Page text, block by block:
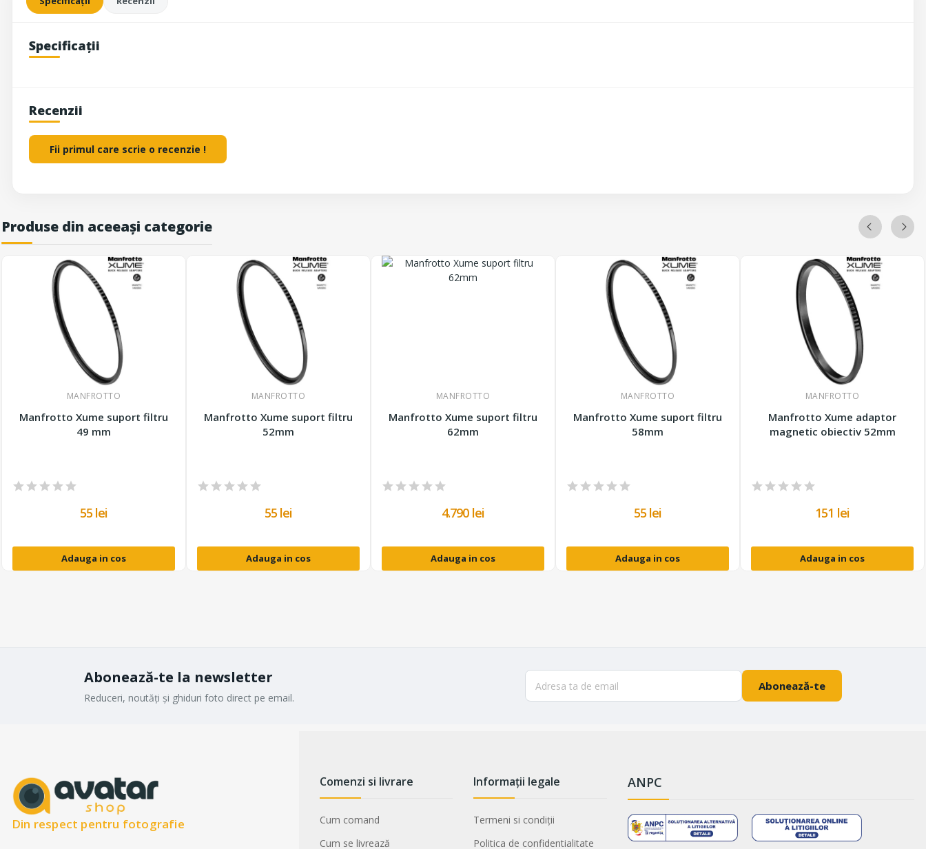
Specificații
Recenzii
Fii primul care scrie o recenzie !
Produse din aceeași categorie
MANFROTTO
Manfrotto Xume suport filtru
49 mm
55 lei
Adauga in cos
MANFROTTO
Manfrotto Xume suport filtru
52mm
55 lei
Adauga in cos
MANFROTTO
Manfrotto Xume suport filtru
62mm
4.790 lei
Adauga in cos
MANFROTTO
Manfrotto Xume suport filtru
58mm
55 lei
Adauga in cos
MANFROTTO
Manfrotto Xume adaptor
magnetic obiectiv 52mm
151 lei
Adauga in cos
Abonează-te la newsletter
Reduceri, noutăți și ghiduri foto direct pe email.
Abonează-te
Din respect pentru fotografie
Comenzi si livrare
Cum comand
Cum se livrează
Informații legale
Termeni si condiții
Politica de confidentialitate
ANPC